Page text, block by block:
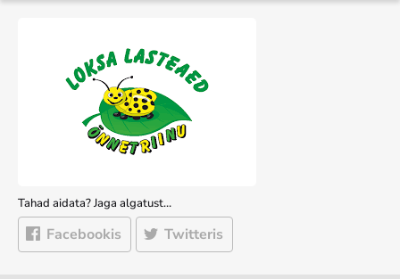
Tahad aidata? Jaga algatust…
Facebookis Twitteris